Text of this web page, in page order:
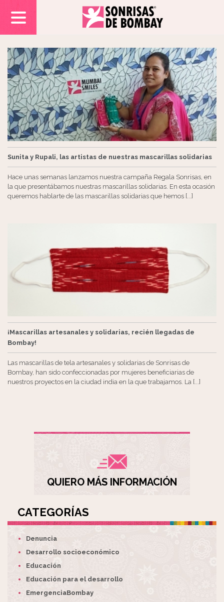
Sunita y Rupali, las artistas de nuestras mascarillas solidarias
Hace unas semanas lanzamos nuestra campaña Regala Sonrisas, en
la que presentábamos nuestras mascarillas solidarias. En esta ocasión
queremos hablarte de las mascarillas solidarias que hemos [...]
¡Mascarillas artesanales y solidarias, recién llegadas de
Bombay!
Las mascarillas de tela artesanales y solidarias de Sonrisas de
Bombay, han sido confeccionadas por mujeres beneficiarias de
nuestros proyectos en la ciudad india en la que trabajamos. La [...]
QUIERO MÁS INFORMACIÓN
CATEGORÍAS
Denuncia
Desarrollo socioeconómico
Educación
Educación para el desarrollo
EmergenciaBombay